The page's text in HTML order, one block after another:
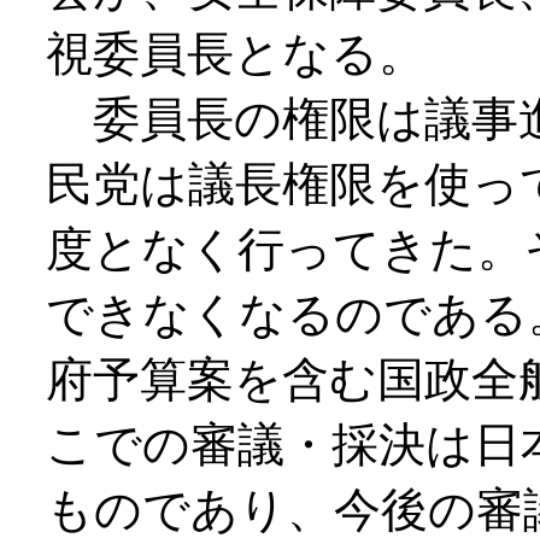
視委員長となる。
委員長の権限は議事
民党は議長権限を使
度となく行ってきた
できなくなるのであ
府予算案を含む国政
こでの審議・採決は
ものであり、今後の